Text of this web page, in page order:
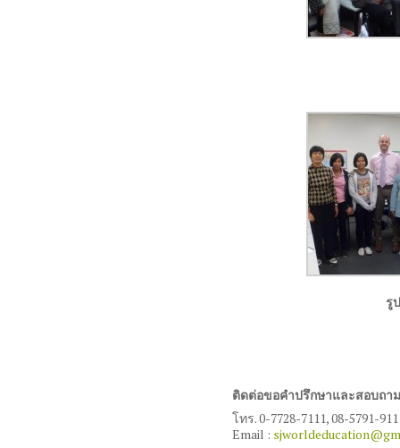
รู
ติดต่อขอคำปรึกษาและสอบถา
โทร. 0-7728-7111, 08-5791-
Email :